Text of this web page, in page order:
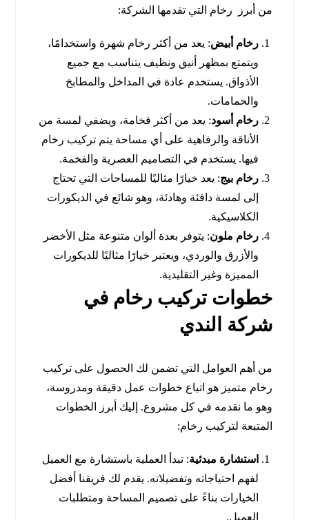
من أبرز رخام التي تقدمها الشركة:
رخام أبيض: يعد من أكثر رخام شهرة واستخدامًا،
ويتمتع بمظهر أنيق ونظيف يتناسب مع جميع
الأذواق. يستخدم عادة في المداخل والمطابخ
والحمامات.
رخام أسود: يعد من أكثر فخامة، ويضفي لمسة من
الأناقة والرفاهية على أي مساحة يتم تركيب رخام
فيها. يستخدم في التصاميم العصرية والفخمة.
رخام بيج: يعد خيارًا مثاليًا للمساحات التي تحتاج
إلى لمسة دافئة وهادئة، وهو شائع في الديكورات
الكلاسيكية.
رخام ملون: يتوفر بعدة ألوان متنوعة مثل الأخضر
والأزرق والوردي، ويعتبر خيارًا مثاليًا للديكورات
المميزة وغير التقليدية.
خطوات تركيب رخام في
شركة الندي
من أهم العوامل التي تضمن لك الحصول على تركيب
رخام متميز هو اتباع خطوات عمل دقيقة ومدروسة،
وهو ما نقدمه في كل مشروع. إليك أبرز الخطوات
المتبعة لتركيب رخام:
استشارة مبدئية: تبدأ العملية باستشارة مع العميل
لفهم احتياجاته وتفضيلاته. يقدم لك فريقنا أفضل
الخيارات بناءً على تصميم المساحة ومتطلبات
العميل.